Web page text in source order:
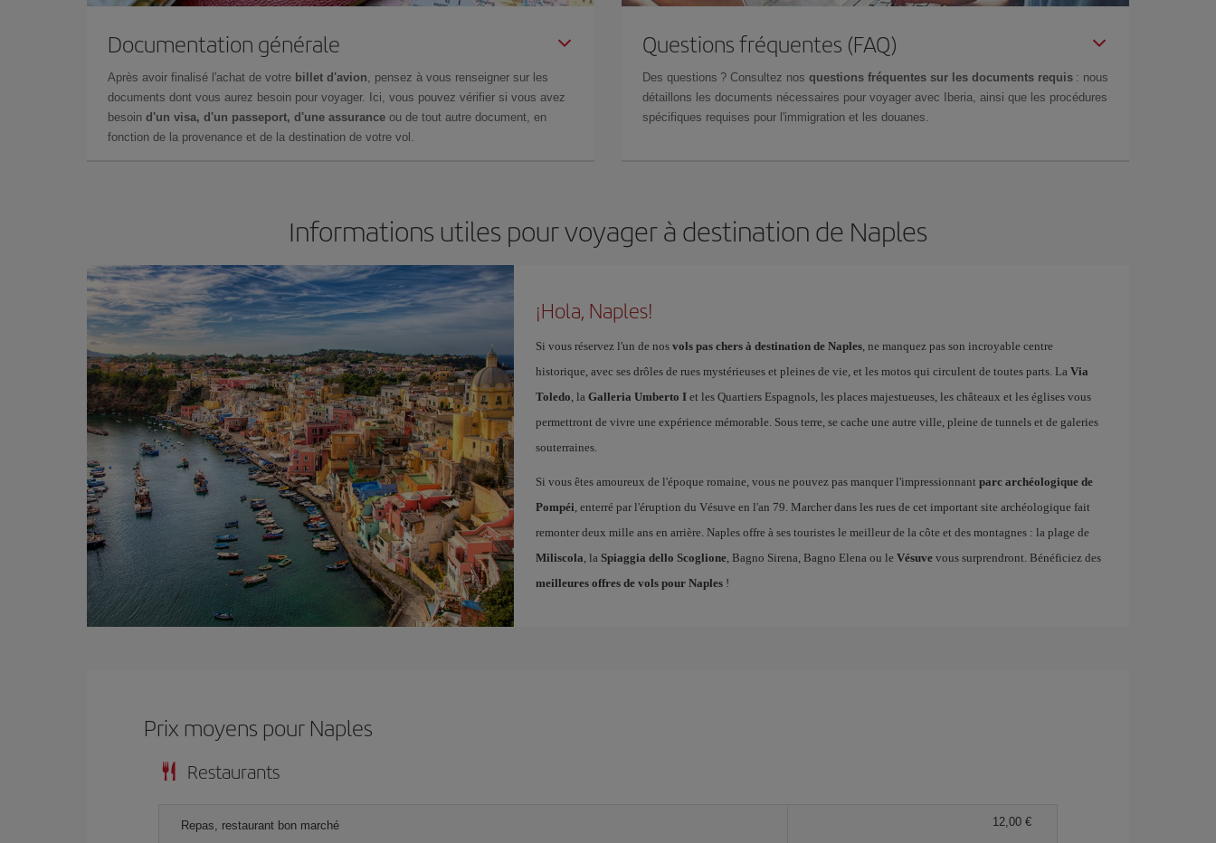
Documentation générale
Après avoir finalisé l'achat de votre billet d'avion, pensez à vous renseigner sur les
documents dont vous aurez besoin pour voyager. Ici, vous pouvez vérifier si vous avez
besoin d'un visa, d'un passeport, d'une assurance ou de tout autre document, en
fonction de la provenance et de la destination de votre vol.
Questions fréquentes (FAQ)
Des questions ? Consultez nos questions fréquentes sur les documents requis : nous
détaillons les documents nécessaires pour voyager avec Iberia, ainsi que les procédures
spécifiques requises pour l'immigration et les douanes.
Informations utiles pour voyager à destination de Naples
¡Hola, Naples!
Si vous réservez l'un de nos vols pas chers à destination de Naples, ne manquez pas son incroyable centre
historique, avec ses drôles de rues mystérieuses et pleines de vie, et les motos qui circulent de toutes parts. La Via
Toledo, la Galleria Umberto Iet les Quartiers Espagnols, les places majestueuses, les châteaux et les églises vous
permettront de vivre une expérience mémorable. Sous terre, se cache une autre ville, pleine de tunnels et de galeries
souterraines.
Si vous êtes amoureux de l'époque romaine, vous ne pouvez pas manquer l'impressionnant parc archéologique de
Pompéi, enterré par l'éruption du Vésuve en l'an 79. Marcher dans les rues de cet important site archéologique fait
remonter deux mille ans en arrière. Naples offre à ses touristes le meilleur de la côte et des montagnes : la plage de
Miliscola, la Spiaggia dello Scoglione, Bagno Sirena, Bagno Elena ou le Vésuvevous surprendront. Bénéficiez des
meilleures offres de vols pour Naples!
Prix ​​moyens pour Naples
Restaurants
Repas, restaurant bon marché 12,00 €